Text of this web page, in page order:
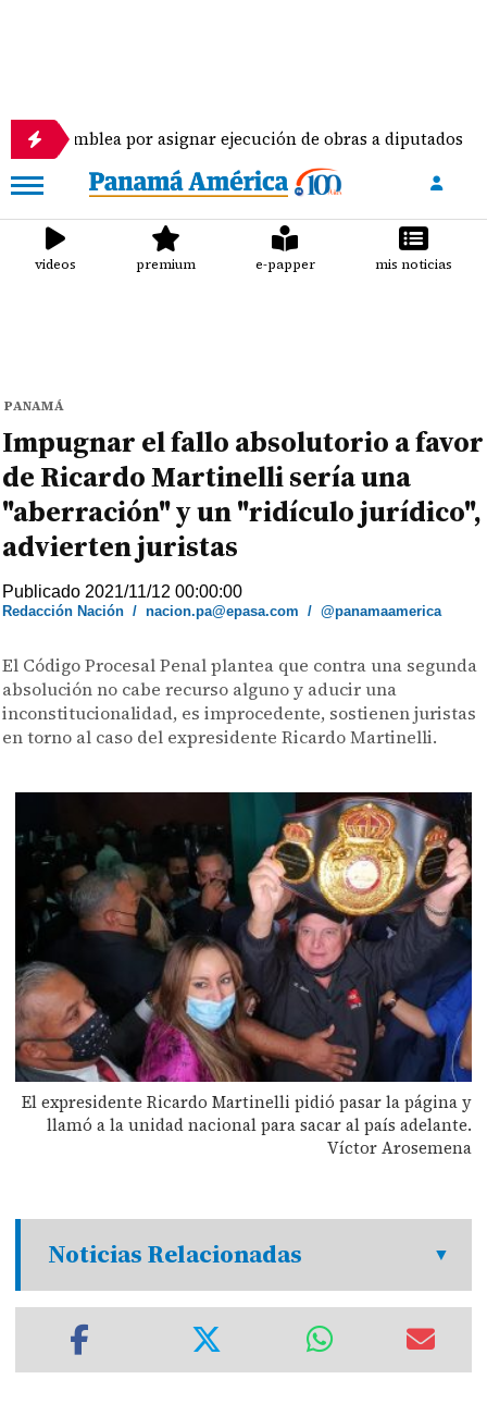
por asignar ejecución de obras a diputados
videos premium e-papper mis noticias
PANAMÁ
Impugnar el fallo absolutorio a favor
de Ricardo Martinelli sería una
"aberración" y un "ridículo jurídico",
advierten juristas
Publicado 2021/11/12 00:00:00
Redacción Nación /nacion.pa@epasa.com /@panamaamerica
El Código Procesal Penal plantea que contra una segunda
absolución no cabe recurso alguno y aducir una
inconstitucionalidad, es improcedente, sostienen juristas
en torno al caso del expresidente Ricardo Martinelli.
El expresidente Ricardo Martinelli pidió pasar la página y
llamó a la unidad nacional para sacar al país adelante.
Víctor Arosemena
Noticias Relacionadas